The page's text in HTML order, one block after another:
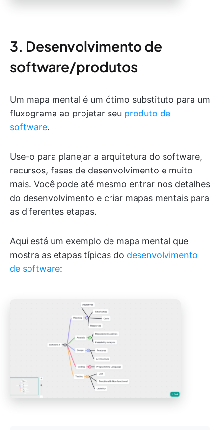
3. Desenvolvimento de
software/produtos
Um mapa mental é um ótimo substituto para um
fluxograma ao projetar seu produto de
software.
Use-o para planejar a arquitetura do software,
recursos, fases de desenvolvimento e muito
mais. Você pode até mesmo entrar nos detalhes
do desenvolvimento e criar mapas mentais para
as diferentes etapas.
Aqui está um exemplo de mapa mental que
mostra as etapas típicas do desenvolvimento
de software: